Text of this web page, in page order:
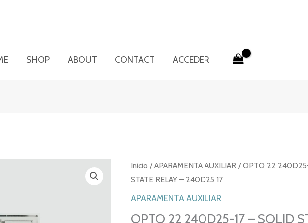
SHOP ABOUT CONTACT ACCEDER
Inicio /APARAMENTA AUXILIAR / OPTO 22
STATE RELAY – 240D25 17
APARAMENTA AUXILIAR
OPTO 22 240D25-17 – SOLID